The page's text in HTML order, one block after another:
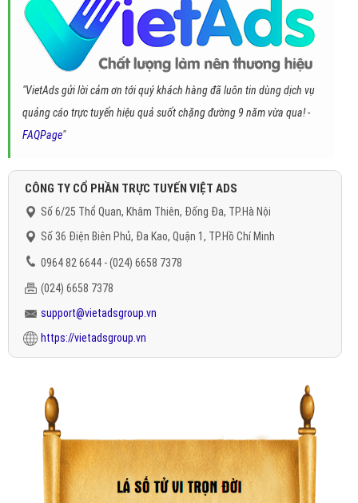
"VietAds gửi lời cảm ơn tới quý khách hàng đã luôn tin dùng dịch vụ
quảng cáo trực tuyến hiệu quả suốt chặng đường 9 năm vừa qua! -
FAQPage"
CÔNG TY CỔ PHẦN TRỰC TUYẾN VIỆT ADS
Số 6/25 Thổ Quan, Khâm Thiên, Đống Đa, TP.Hà Nội
Số 36 Điện Biên Phủ, Đa Kao, Quận 1, TP.Hồ Chí Minh
0964 82 6644 - (024) 6658 7378
(024) 6658 7378
support@vietadsgroup.vn
https://vietadsgroup.vn